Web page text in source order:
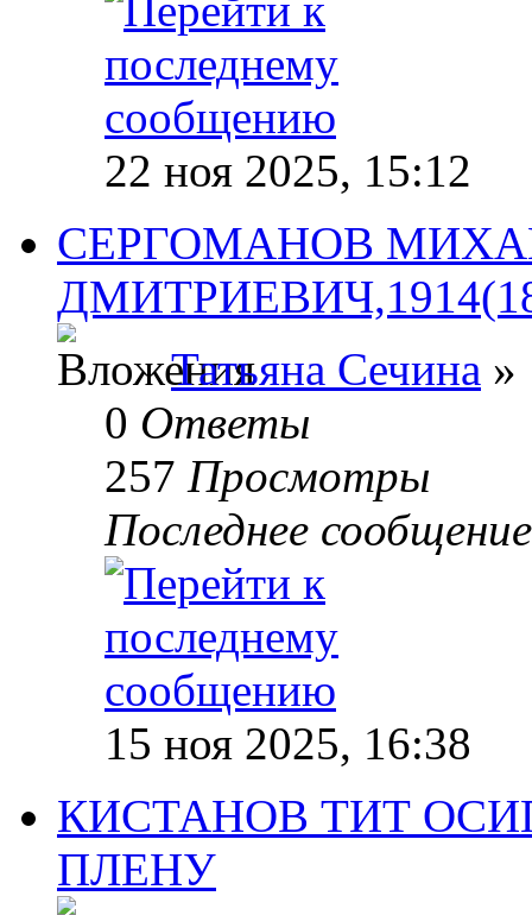
22 ноя 2025, 15:12
СЕРГОМАНОВ
Татьяна Сечина »
0 Ответы
257 Просмотры
Последнее
15 ноя 2025, 16:38
КИСТАНОВ ТИТ
ПЛЕНУ